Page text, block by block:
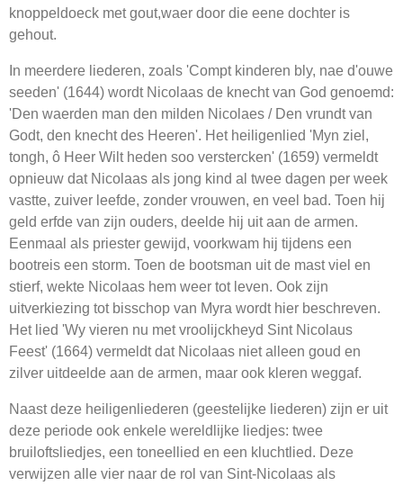
knoppeldoeck met gout,waer door die eene dochter is
gehout.
In meerdere liederen, zoals 'Compt kinderen bly, nae d'ouwe
seeden' (1644) wordt Nicolaas de knecht van God genoemd:
'Den waerden man den milden Nicolaes / Den vrundt van
Godt, den knecht des Heeren'. Het heiligenlied 'Myn ziel,
tongh, ô Heer Wilt heden soo verstercken' (1659) vermeldt
opnieuw dat Nicolaas als jong kind al twee dagen per week
vastte, zuiver leefde, zonder vrouwen, en veel bad. Toen hij
geld erfde van zijn ouders, deelde hij uit aan de armen.
Eenmaal als priester gewijd, voorkwam hij tijdens een
bootreis een storm. Toen de bootsman uit de mast viel en
stierf, wekte Nicolaas hem weer tot leven. Ook zijn
uitverkiezing tot bisschop van Myra wordt hier beschreven.
Het lied 'Wy vieren nu met vroolijckheyd Sint Nicolaus
Feest' (1664) vermeldt dat Nicolaas niet alleen goud en
zilver uitdeelde aan de armen, maar ook kleren weggaf.
Naast deze heiligenliederen (geestelijke liederen) zijn er uit
deze periode ook enkele wereldlijke liedjes: twee
bruiloftsliedjes, een toneellied en een kluchtlied. Deze
verwijzen alle vier naar de rol van Sint-Nicolaas als